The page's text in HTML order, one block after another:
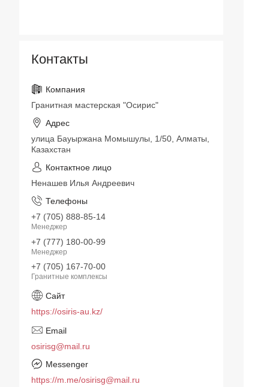
Контакты
Гранитная мастерская "Осирис"
улица Бауыржана Момышулы, 1/50, Алматы,
Казахстан
Ненашев Илья Андреевич
+7 (705) 888-85-14
Менеджер
+7 (777) 180-00-99
Менеджер
+7 (705) 167-70-00
Гранитные комплексы
https://osiris-au.kz/
osirisg@mail.ru
https://m.me/osirisg@mail.ru